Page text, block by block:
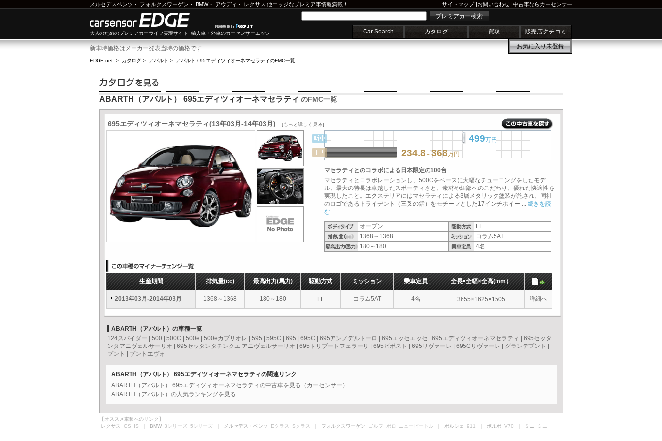
メルセデスベンツ ・ フォルクスワーゲン ・ BMW・ アウディ ・ レクサス 他エッジなプレミア車情報満載！ サイトマップ|お問い合わせ |中古車ならカーセンサー
大人のためのプレミアカーライフ実現サイト 輸入車・外車のカーセンサーエッジ
プレミアカー検索
Car Search カタログ 買取 販売店クチコミ
お気に入り未登録
新車時価格はメーカー発表当時の価格です
EDGE.net > カタログ > アバルト > アバルト 695エディツィオーネマセラティのFMC一覧
ABARTH（アバルト） 695エディツィオーネマセラティ のFMC一覧
695エディツィオーネマセラティ(13年03月-14年03月) [もっと詳しく見る]
499万円
234.8 ～368万円
マセラティとのコラボによる日本限定の100台
マセラティとコラボレーションし、500Cをベースに大幅なチューニングをしたモデ
ル。最大の特長は卓越したスポーティさと、素材や細部へのこだわり、優れた快適性を
実現したこと。エクステリアにはマセラティによる3層メタリック塗装が施され、同社
のロゴであるトライデント（三叉の銛）をモチーフとした17インチホイー ... 続きを読
む
オープン
FF
1368～1368
コラム5AT
180～180
4名
生産期間 排気量(cc) 最高出力(馬力) 駆動方式 ミッション 乗車定員 全長×全幅×全高(mm）
2013年03月-2014年03月 1368～1368 180～180 FF コラム5AT 4名 3655×1625×1505 詳細へ
ABARTH（アバルト）の車種一覧
124スパイダー
500 500C 500e 500eカブリオレ 595 595C 695 695C 695アンノデルトーロ 695エッセエッセ 695エディツィオーネマセラティ
695セッタ
ンタアニヴェルサーリオ
695セッタンタチンクエ アニヴェルサーリオ 695トリブートフェラーリ 695ビポスト 695リヴァーレ 695Cリヴァーレ グランデプント
プント
プントエヴォ
ABARTH（アバルト） 695エディツィオーネマセラティの関連リンク
ABARTH（アバルト） 695エディツィオーネマセラティの中古車を見る（カーセンサー）
ABARTH（アバルト）の人気ランキングを見る
【オススメ車種へのリンク】
レクサス GS IS ｜ BMW 3シリーズ 5シリーズ ｜ メルセデス・ベンツ Eクラス Sクラス ｜ フォルクスワーゲン ゴルフ ポロ ニュービートル ｜ ポルシェ 911 ｜ ボルボ V70 ｜ ミニ ミニ